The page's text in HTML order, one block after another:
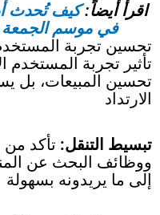
اقرأ أيضاً:كيف تُحدث
في موسم الجمعة
تحسين تجربة
تأثير تجربة المستخدم
تحسين المبيعات، بل
الارتداد
تبسيط التنقل: تأكد من
ووظائف البحث عن
إلى ما يريدونه بسهولة